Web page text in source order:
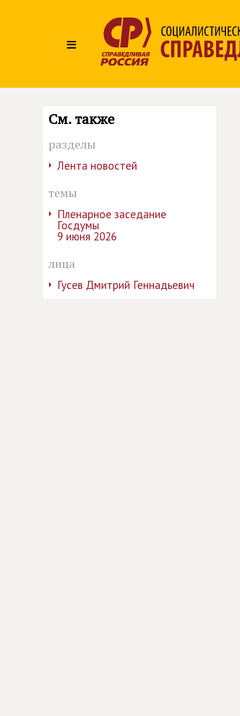
≡
См. также
разделы
Лента новостей
темы
Пленарное заседание
Госдумы
9 июня 2026
лица
Гусев Дмитрий Геннадьевич